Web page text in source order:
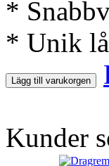
*
* Unik
Lägg till varukorgen
Kunder